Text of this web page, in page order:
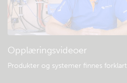
Opplæringsvideoer
Produkter og systemer finnes forklart